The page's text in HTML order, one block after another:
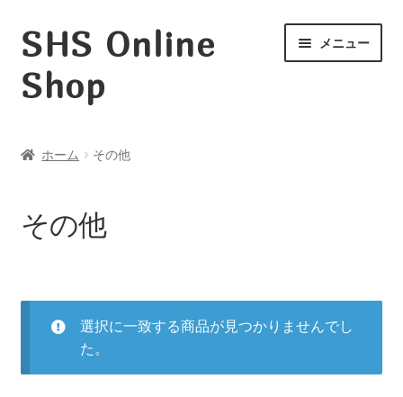
ナ
ビ
ゲ
ー
ョ
ス
キ
コ
ン
テ
ン
へ
ッ
プ
SHS Online
Shop
メニュー
レッスン
DVD
本
ホーム その他
その他
選択に一致する商品が見つかりませんでし
た。